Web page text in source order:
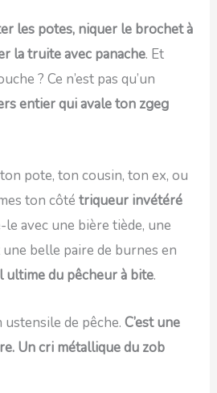
les potes, niquer le brochet à
la truite avec panache. Et
? Ce n’est pas qu’un
entier qui avale ton zgeg
pote, ton cousin, ton ex, ou
ton côtétriqueur invétéré
le avec une bière tiède, une
belle paire de burnes en
ultime du pêcheur à bite.
ustensile de pêche. C’est une
Un cri métallique du zob